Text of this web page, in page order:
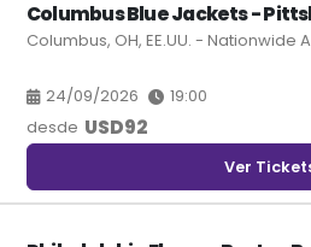
Columbus Blue Jackets -
Columbus, OH, EE.UU. - Nationwide
24/09/2026
19:00
desde USD92
Ver